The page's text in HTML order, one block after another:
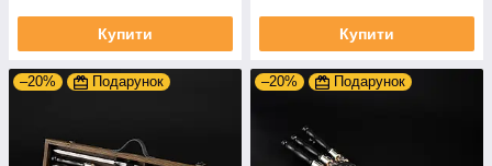
Купити Купити
–20% Подарунок –20% Подарунок